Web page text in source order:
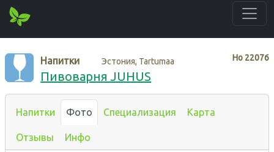
Нo 22076
Напитки Эстония, Tartumaa
Пивоварня JUHUS
Напитки Фото Специализация Карта
Отзывы Инфо